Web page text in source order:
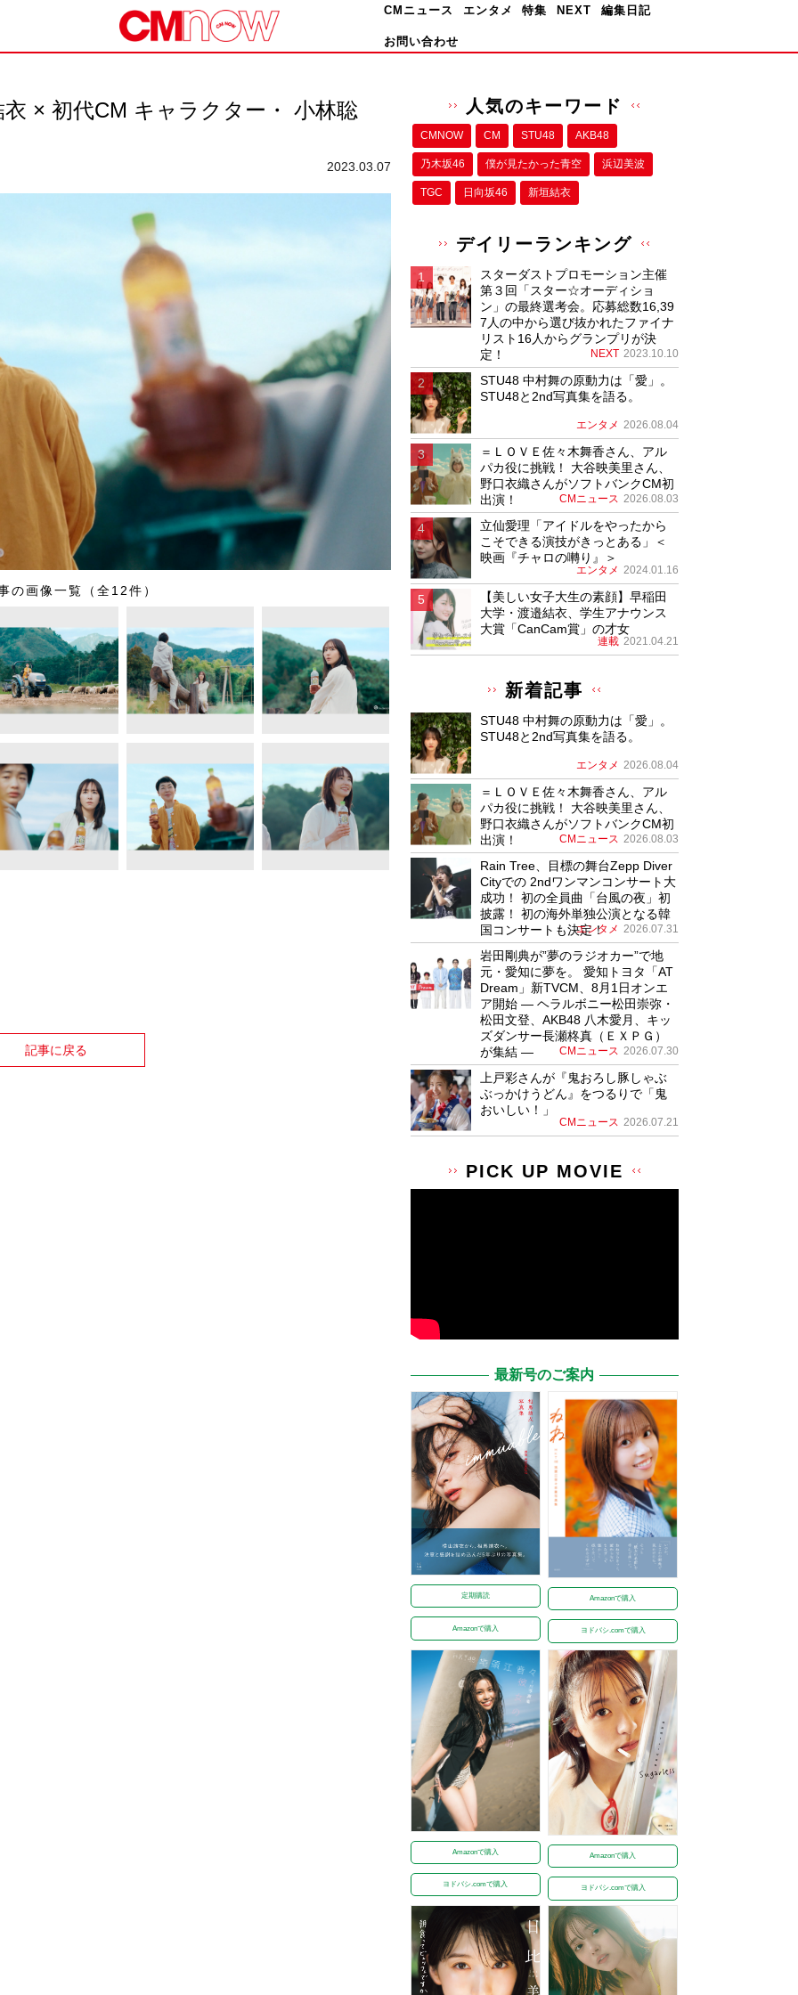
CMニュース エンタメ 特集 NEXT 編集日記
お問い合わせ
× 初代CM キャラクター・ 小林聡
2023.03.07
の画像一覧（全12件）
記事に戻る
人気のキーワード
CMNOW CM STU48 AKB48
乃木坂46 僕が⾒たかった⻘空 浜辺美波
TGC 日向坂46 新垣結衣
デイリーランキング
スターダストプロモーション主催
第３回「スター☆オーディショ
ン」の最終選考会。応募総数16,39
7人の中から選び抜かれたファイナ
リスト16人からグランプリが決
定！
NEXT 2023.10.10
STU48 中村舞の原動力は「愛」。
STU48と2nd写真集を語る。
エンタメ 2026.08.04
＝ＬＯＶＥ佐々木舞香さん、アル
パカ役に挑戦！ 大谷映美里さん、
野口衣織さんがソフトバンクCM初
出演！
CMニュース 2026.08.03
立仙愛理「アイドルをやったから
こそできる演技がきっとある」＜
映画『チャロの囀り』＞
エンタメ 2024.01.16
【美しい女子大生の素顔】早稲田
大学・渡邉結衣、学生アナウンス
大賞「CanCam賞」の才女
連載 2021.04.21
新着記事
STU48 中村舞の原動力は「愛」。
STU48と2nd写真集を語る。
エンタメ 2026.08.04
＝ＬＯＶＥ佐々木舞香さん、アル
パカ役に挑戦！ 大谷映美里さん、
野口衣織さんがソフトバンクCM初
出演！
CMニュース 2026.08.03
Rain Tree、目標の舞台Zepp Diver
Cityでの 2ndワンマンコンサート大
成功！ 初の全員曲「台風の夜」初
披露！ 初の海外単独公演となる韓
国コンサートも決定！
エンタメ 2026.07.31
岩田剛典が”夢のラジオカー”で地
元・愛知に夢を。 愛知トヨタ「AT
Dream」新TVCM、8月1日オンエ
ア開始 ― ヘラルボニー松田崇弥・
松田文登、AKB48 八木愛月、キッ
ズダンサー長瀬柊真（ＥＸＰＧ）
が集結 ―
CMニュース 2026.07.30
上戸彩さんが『鬼おろし豚しゃぶ
ぶっかけうどん』をつるりで「鬼
おいしい！」
CMニュース 2026.07.21
PICK UP MOVIE
最新号のご案内
定期購読
Amazonで購入
Amazonで購入
ヨドバシ.comで購入
Amazonで購入
ヨドバシ.comで購入
Amazonで購入
ヨドバシ.comで購入